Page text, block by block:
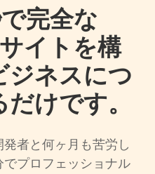
完全な
イトを構
ジネスにつ
けです。
者と何ヶ月も苦労し
プロフェッショナル